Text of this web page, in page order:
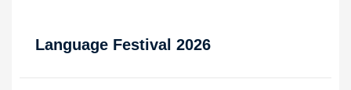
Language Festival 2026